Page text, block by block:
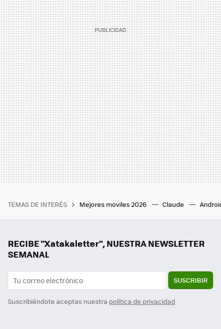
TEMAS DE INTERÉS Mejores moviles 2026 Claude
RECIBE "Xatakaletter", NUESTRA NEWSLETTER
SEMANAL
SUSCRIBIR
Suscribiéndote aceptas nuestra política de privacidad